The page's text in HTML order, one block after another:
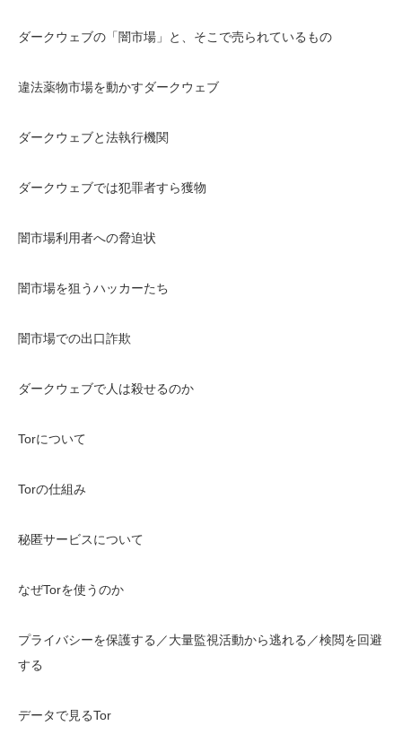
ダークウェブの「闇市場」と、そこで売られているもの
違法薬物市場を動かすダークウェブ
ダークウェブと法執行機関
ダークウェブでは犯罪者すら獲物
闇市場利用者への脅迫状
闇市場を狙うハッカーたち
闇市場での出口詐欺
ダークウェブで人は殺せるのか
Torについて
Torの仕組み
秘匿サービスについて
なぜTorを使うのか
プライバシーを保護する／大量監視活動から逃れる／検閲を回避
する
データで見るTor